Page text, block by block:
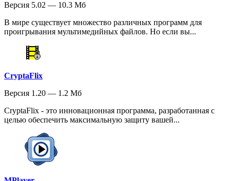
Версия 5.02 — 10.3 Мб
В мире существует множество различных программ для
проигрывания мультимедийных файлов. Но если вы...
CryptaFlix
Версия 1.20 — 1.2 Мб
CryptaFlix - это инновационная программа, разработанная с
целью обеспечить максимальную защиту вашей...